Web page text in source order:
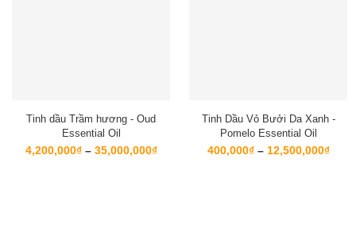
Tinh dầu Trầm hương - Oud
Essential Oil
4,200,000₫ – 35,000,000₫Khoảng
Tinh Dầu Vỏ Bưởi Da Xanh -
Pomelo Essential Oil
400,000₫ – 12,500,000₫